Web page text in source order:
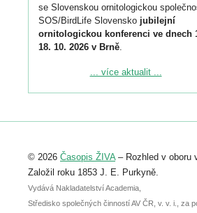
se Slovenskou ornitologickou
SOS/BirdLife Slovensko jubilejní
ornitologickou konferenci ve dnech
18. 10. 2026 v Brně.
Podrobnější informace ke konferenci
Registrovat se můžete do 6. září.
abstraktu přihlášené přednášky nebo
posteru je už 30. června.
... více aktualit ...
© 2026 Časopis ŽIVA– Rozhled v oboru
Založil roku 1853 J. E. Purkyně.
Vydává Nakladatelství Academia,
Středisko společných činností AV ČR, v. v. i., za